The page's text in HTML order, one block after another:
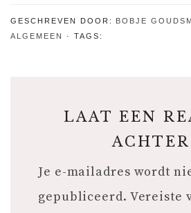
de
kolonisten
GESCHREVEN DOOR: BOBJE
ALGEMEEN
TAGS:
LAAT EEN
ACHTER
Je e-mailadres wordt
gepubliceerd. Vereiste